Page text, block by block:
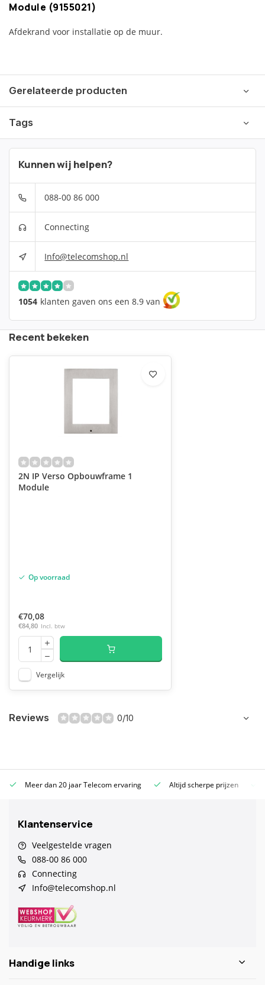
Module (9155021)
Afdekrand voor installatie op de muur.
Gerelateerde producten
Tags
Kunnen wij helpen?
088-00 86 000
Connecting
Info@telecomshop.nl
1054 klanten gaven ons een 8.9 van
Recent bekeken
2N IP Verso Opbouwframe 1
Module
Op voorraad
€70,08
€84,80 Incl. btw
Vergelijk
Reviews 0/10
Meer dan 20 jaar Telecom ervaring Altijd scherpe prijzen
Klantenservice
Veelgestelde vragen
088-00 86 000
Connecting
Info@telecomshop.nl
Handige links